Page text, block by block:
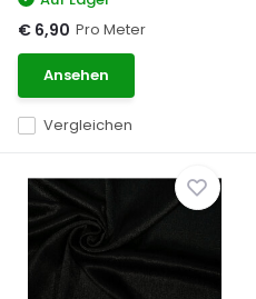
Vergleichen
€ 6,90 Pro Meter
Ansehen